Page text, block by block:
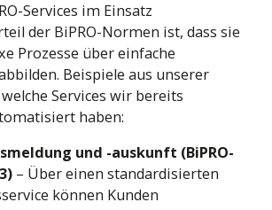
Services im Einsatz
der BiPRO-Normen ist, dass sie
Prozesse über einfache
Beispiele aus unserer
Services wir bereits
haben:
und -auskunft (BiPRO-
– Über einen standardisierten
können Kunden